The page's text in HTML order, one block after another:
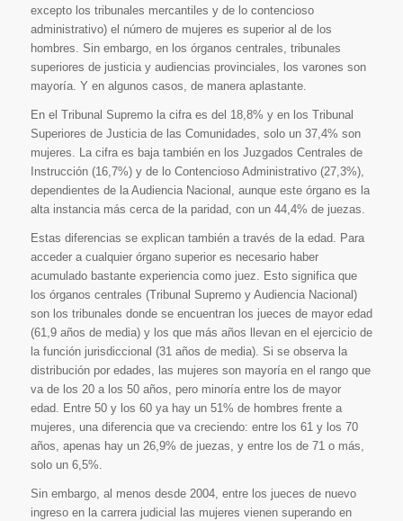
excepto los tribunales mercantiles y de lo contencioso
administrativo) el número de mujeres es superior al de los
hombres. Sin embargo, en los órganos centrales, tribunales
superiores de justicia y audiencias provinciales, los varones son
mayoría. Y en algunos casos, de manera aplastante.
En el Tribunal Supremo la cifra es del 18,8% y en los Tribunal
Superiores de Justicia de las Comunidades, solo un 37,4% son
mujeres. La cifra es baja también en los Juzgados Centrales de
Instrucción (16,7%) y de lo Contencioso Administrativo (27,3%),
dependientes de la Audiencia Nacional, aunque este órgano es la
alta instancia más cerca de la paridad, con un 44,4% de juezas.
Estas diferencias se explican también a través de la edad. Para
acceder a cualquier órgano superior es necesario haber
acumulado bastante experiencia como juez. Esto significa que
los órganos centrales (Tribunal Supremo y Audiencia Nacional)
son los tribunales donde se encuentran los jueces de mayor edad
(61,9 años de media) y los que más años llevan en el ejercicio de
la función jurisdiccional (31 años de media). Si se observa la
distribución por edades, las mujeres son mayoría en el rango que
va de los 20 a los 50 años, pero minoría entre los de mayor
edad. Entre 50 y los 60 ya hay un 51% de hombres frente a
mujeres, una diferencia que va creciendo: entre los 61 y los 70
años, apenas hay un 26,9% de juezas, y entre los de 71 o más,
solo un 6,5%.
Sin embargo, al menos desde 2004, entre los jueces de nuevo
ingreso en la carrera judicial las mujeres vienen superando en